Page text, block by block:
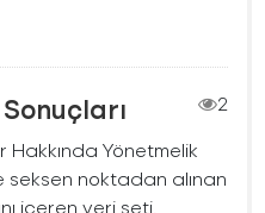
2
Hakkında Yönetmelik
noktadan alınan
içeren veri seti.